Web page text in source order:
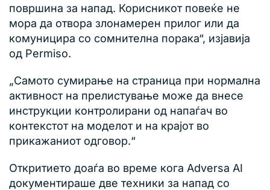
површина за напад. Корисникот повеќе не
мора да отвора злонамерен прилог или да
комуницира со сомнителна порака“, изјавија
од Permiso.
„Самото сумирање на страница при нормална
активност на прелистување може да внесе
инструкции контролирани од напаѓач во
контекстот на моделот и на крајот во
прикажаниот одговор.“
Откритието доаѓа во време кога Adversa AI
документираше две техники за напад со